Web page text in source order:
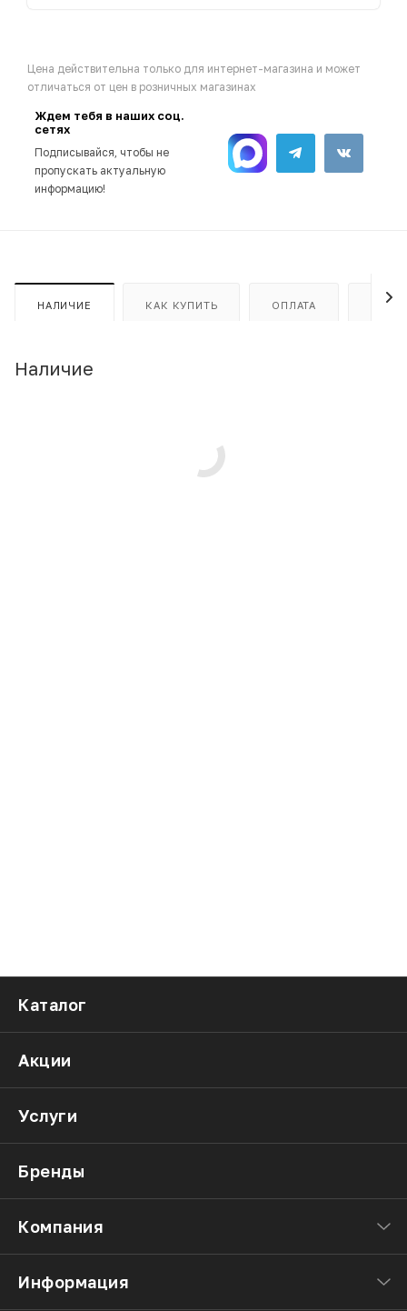
Цена действительна только для интернет-магазина и может
отличаться от цен в розничных магазинах
Ждем тебя в наших соц.
сетях
Подписывайся, чтобы не
пропускать актуальную
информацию!
НАЛИЧИЕ КАК КУПИТЬ ОПЛАТА
Наличие
Каталог
Акции
Услуги
Бренды
Компания
Информация